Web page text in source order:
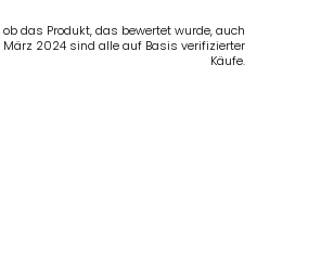
das Produkt, das bewertet wurde, auch
2024 sind alle auf Basis verifizierter
Käufe.